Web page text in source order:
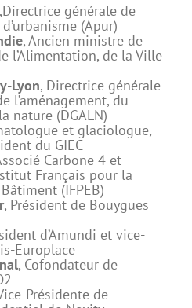
,Directrice générale de
(Apur)
, Ancien ministre de
l’Alimentation, de la Ville
Lyon, Directrice générale
l’aménagement, du
nature (DGALN)
et glaciologue,
du GIEC
Carbone 4 et
Français pour la
(IFPEB)
, Président de Bouygues
d’Amundi et vice-
Europlace
, Cofondateur de
Présidente de